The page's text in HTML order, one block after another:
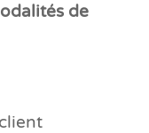
de